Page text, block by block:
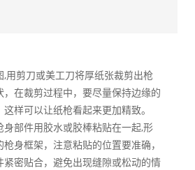
,用剪刀或美工刀将厚纸张裁剪出枪
，在裁剪过程中，要尽量保持边缘的
样可以让纸枪看起来更加精致。
身部件用胶水或胶棒粘贴在一起,形
身框架，注意粘贴的位置要准确，
紧密贴合，避免出现缝隙或松动的情